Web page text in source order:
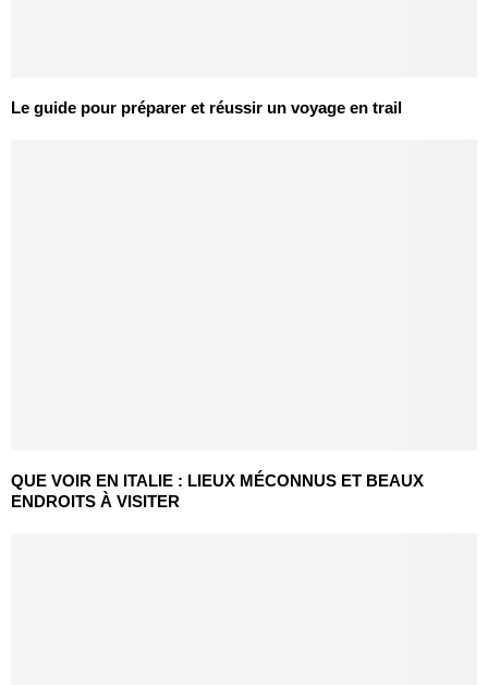
Le guide pour préparer et réussir un voyage en trail
QUE VOIR EN ITALIE : LIEUX MÉCONNUS ET BEAUX
ENDROITS À VISITER